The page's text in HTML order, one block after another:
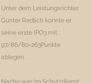
Unter dem Leistungsrichter
Günter Redlich konnte er
seine erste IPO3 mit
97/86/80=263Punkte
ablegen .
Nacho war im Schutzdienst